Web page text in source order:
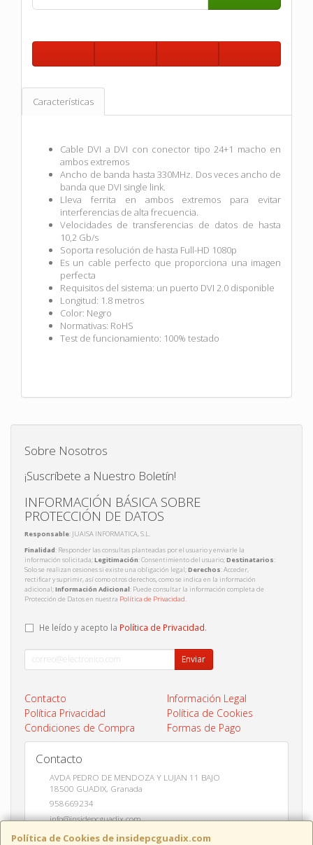
Características
Cable DVI a DVI con conector tipo 24+1 macho en
ambos extremos
Ancho de banda hasta 330MHz. Dos veces ancho de
banda que DVI single link.
Lleva ferrita en ambos extremos para evitar
interferencias de alta frecuencia.
Velocidades de transferencias de datos de hasta
10,2 Gb/s
Soporta resolución de hasta Full-HD 1080p
Es un cable perfecto que proporciona una imagen
perfecta
Requisitos del sistema: un puerto DVI 2.0 disponible
Longitud: 1.8 metros
Color: Negro
Normativas: RoHS
Test de funcionamiento: 100% testado
Política de Cookies de insidepcguadix.com
Sobre Nosotros
¡Suscríbete a Nuestro Boletín!
INFORMACIÓN BÁSICA SOBRE
PROTECCIÓN DE DATOS
Responsable: JUAISA INFORMATICA, S.L.
Finalidad: Responder las consultas planteadas por el usuario y enviarle la
información solicitada;Legitimación: Consentimiento del usuario;Destinatarios:
Solo se realizan cesiones si existe una obligación legal;Derechos: Acceder,
rectificar y suprimir, así como otros derechos, como se indica en la información
adicional;Información Adicional: Puede consultar la información completa de
Protección de Datos en nuestra Política de Privacidad.
He leído y acepto la Política de Privacidad.
Enviar
Contacto
Información Legal
Política Privacidad
Política de Cookies
Condiciones de Compra
Formas de Pago
Contacto
AVDA PEDRO DE MENDOZA Y LUJAN 11 BAJO
18500 GUADIX, Granada
958669234
info@insidepcguadix.com